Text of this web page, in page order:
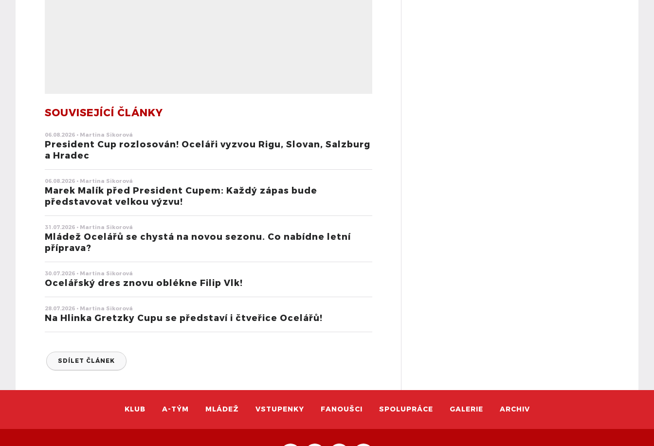
SOUVISEJÍCÍ ČLÁNKY
06.08.2026 • Martina Sikorová
President Cup rozlosován! Oceláři vyzvou Rigu, Slovan, Salzburg
a Hradec
06.08.2026 • Martina Sikorová
Marek Malík před President Cupem: Každý zápas bude
představovat velkou výzvu!
31.07.2026 • Martina Sikorová
Mládež Ocelářů se chystá na novou sezonu. Co nabídne letní
příprava?
30.07.2026 • Martina Sikorová
Ocelářský dres znovu oblékne Filip Vlk!
28.07.2026 • Martina Sikorová
Na Hlinka Gretzky Cupu se představí i čtveřice Ocelářů!
SDÍLET ČLÁNEK
KLUB A-TÝM MLÁDEŽ VSTUPENKY FANOUŠCI SPOLUPRÁCE GALERIE ARCHIV